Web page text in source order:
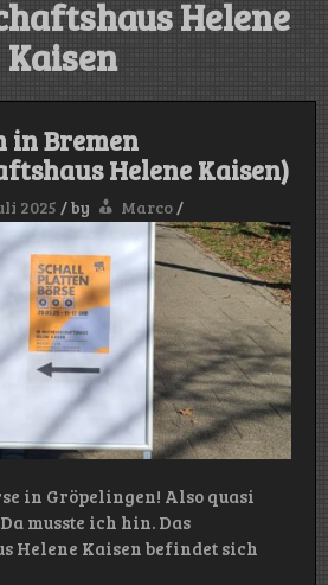
Helene
Kaisen
in Bremen
Helene Kaisen)
2025 /by Marco/
in Gröpelingen! Also quasi
musste ich hin. Das
Helene Kaisen befindet sich